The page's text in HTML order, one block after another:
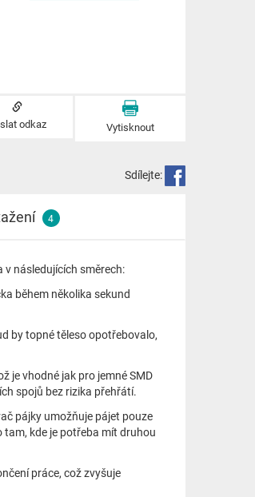
odkaz Vytisknout
Sdílejte:
4
následujících směrech:
během několika sekund
by topné těleso opotřebovalo,
je vhodné jak pro jemné SMD
spojů bez rizika přehřátí.
pájky umožňuje pájet pouze
kde je potřeba mít druhou
práce, což zvyšuje